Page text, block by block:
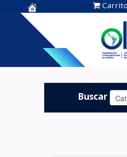
Centro de
Documentación
OLADE -
Carrito
Buscar